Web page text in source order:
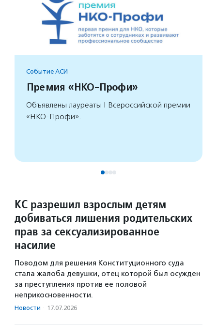
Событие АСИ
Премия «НКО-Профи»
Объявлены лауреаты I Всероссийской премии
«НКО-Профи».
КС разрешил взрослым детям
добиваться лишения родительских
прав за сексуализированное
насилие
Поводом для решения Конституционного суда
стала жалоба девушки, отец которой был осужден
за преступления против ее половой
неприкосновенности.
Новости · 17.07.2026